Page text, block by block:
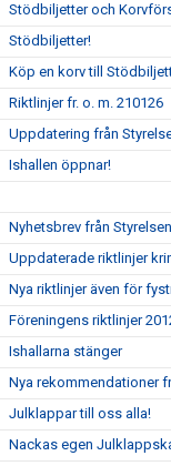
Stödbiljetter och
Stödbiljetter!
Köp en korv till
Riktlinjer fr. o. m. 210126
Uppdatering från
Ishallen öppnar!
Nyhetsbrev från Styrelsen
Uppdaterade riktlinjer
Nya riktlinjer även för
Föreningens riktlinjer
Ishallarna stänger
Nya rekommendationer
Julklappar till oss alla!
Nackas egen